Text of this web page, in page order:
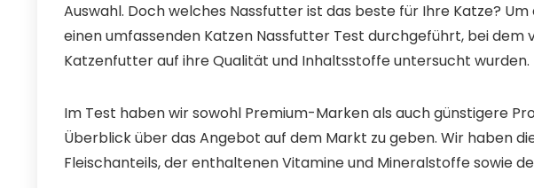
Auswahl. Doch welches Nassfutter ist das beste für Ihre Katze?
einen umfassenden Katzen Nassfutter Test durchgeführt, bei dem
Katzenfutter auf ihre Qualität und Inhaltsstoffe untersucht wurden.
Im Test haben wir sowohl Premium-Marken als auch günstigere
Überblick über das Angebot auf dem Markt zu geben. Wir haben
Fleischanteils, der enthaltenen Vitamine und Mineralstoffe sowie